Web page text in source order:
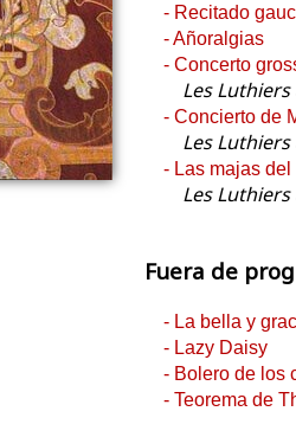
- Recitado
- Añoralgias
- Concerto
Les
- Concierto de
Les
- Las majas del
Les
Fuera de
- La bella y
- Lazy Daisy
- Bolero de los
- Teorema de